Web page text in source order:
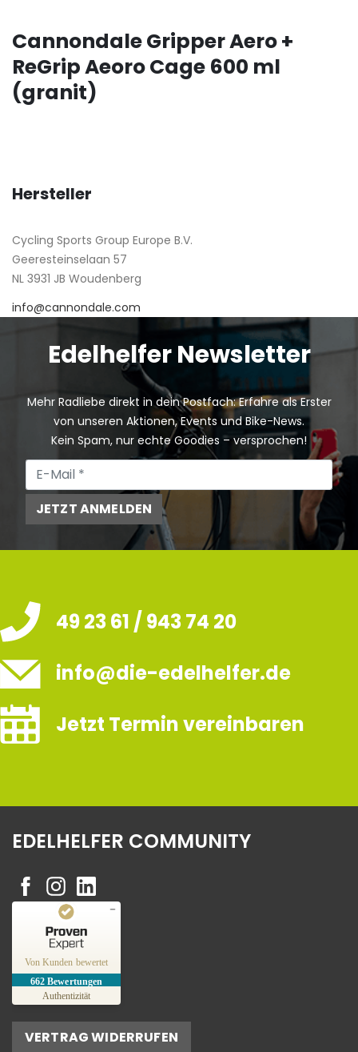
Cannondale Gripper Aero +
ReGrip Aeoro Cage 600 ml
(granit)
Hersteller
Cycling Sports Group Europe B.V.
Geeresteinselaan 57
NL 3931 JB Woudenberg
info@cannondale.com
Edelhelfer Newsletter
Mehr Radliebe direkt in dein Postfach: Erfahre als Erster
von unseren Aktionen, Events und Bike-News.
Kein Spam, nur echte Goodies – versprochen!
JETZT ANMELDEN
49 23 61 / 943 74 20
info@die-edelhelfer.de
Jetzt Termin vereinbaren
EDELHELFER COMMUNITY
Von Kunden bewertet
662 Bewertungen
Authentizität
Kundenbewertungen und Erfahrungen zu
SEHR GUT
4,81
/
5,00
VERTRAG WIDERRUFEN